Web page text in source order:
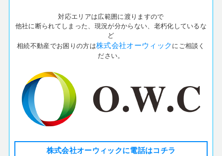
対応エリアは広範囲に渡りますので
他社に断られてしまった、現況が分からない、老朽化しているな
ど
相続不動産でお困りの方は株式会社オーウィックにご相談く
ださい。
株式会社オーウィックに電話はコチラ